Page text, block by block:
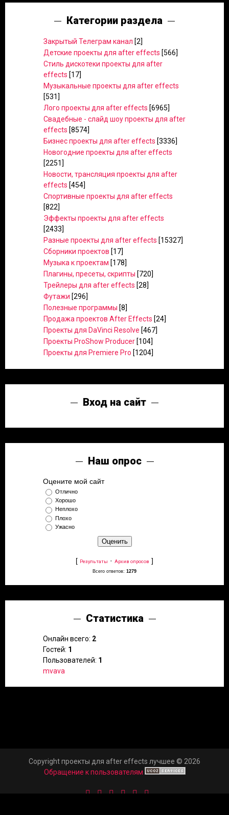
Категории раздела
Закрытый Телеграм канал [2]
Детские проекты для after effects [566]
Стиль дискотеки проекты для after
effects [17]
Музыкальные проекты для after effects
[531]
Лого проекты для after effects [6965]
Свадебные - слайд шоу проекты для after
effects [8574]
Бизнес проекты для after effects [3336]
Новогодние проекты для after effects
[2251]
Новости, трансляция проекты для after
effects [454]
Спортивные проекты для after effects
[822]
Эффекты проекты для after effects
[2433]
Разные проекты для after effects [15327]
Сборники проектов [17]
Музыка к проектам [178]
Плагины, пресеты, скрипты [720]
Трейлеры для after effects [28]
Футажи [296]
Полезные программы [8]
Продажа проектов After Effects [24]
Проекты для DaVinci Resolve [467]
Проекты ProShow Producer [104]
Проекты для Premiere Pro [1204]
Вход на сайт
Наш опрос
Оцените мой сайт
Отлично
Хорошо
Неплохо
Плохо
Ужасно
[ Результаты · Архив опросов ]
Всего ответов: 1279
Статистика
Онлайн всего: 2
Гостей: 1
Пользователей: 1
mvava
Copyright проекты для after effects лучшее © 2026
Обращение к пользователям